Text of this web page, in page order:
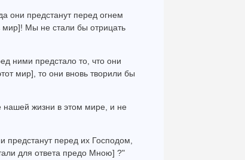
они предстанут перед огнем
мир]! Мы не стали бы отрицать
ними предстало то, что они
мир], то они вновь творили бы
нашей жизни в этом мире, и не
предстанут перед их Господом,
для ответа предо Мною] ?"